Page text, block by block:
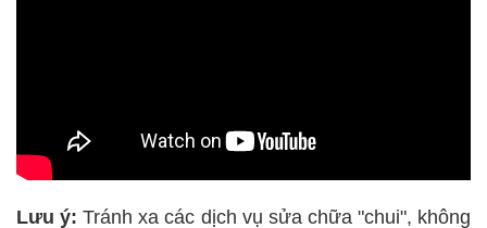
Lưu ý:Tránh xa các dịch vụ sửa chữa "chui", không